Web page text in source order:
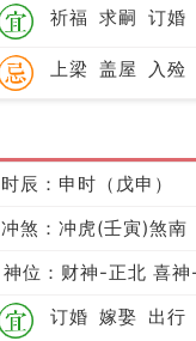
祈福 求嗣 订婚
上梁 盖屋 入殓
时辰：申时（戊申）
冲煞：冲虎(壬寅)煞南
神位：财神-正北 喜
订婚 嫁娶 出行